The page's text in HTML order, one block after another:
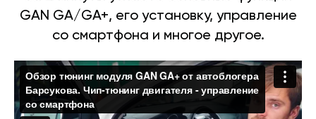
GAN GA/GA+, его установку, управление
со смартфона и многое другое.